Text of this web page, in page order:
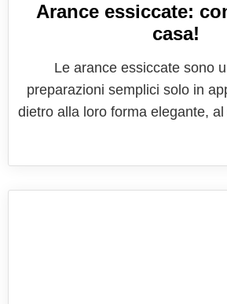
Arance essiccate:
casa!
Le arance essiccate sono
preparazioni semplici solo in
dietro alla loro forma elegante, al
al profumo intenso di agrume
tradizione antica fatta di